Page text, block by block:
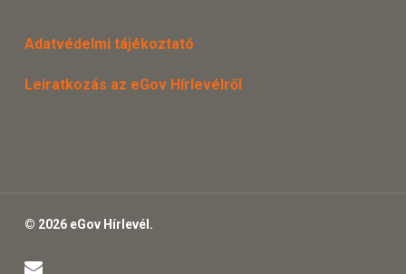
Adatvédelmi tájékoztató
Leiratkozás az eGov Hírlevélről
© 2026 eGov Hírlevél.
email